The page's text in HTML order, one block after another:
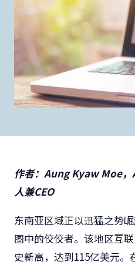
作者： Aung Kyaw Moe，
人兼CEO
东南亚区域正以迅猛之势
图中的佼佼者。该地区互
史新高，达到115亿美元